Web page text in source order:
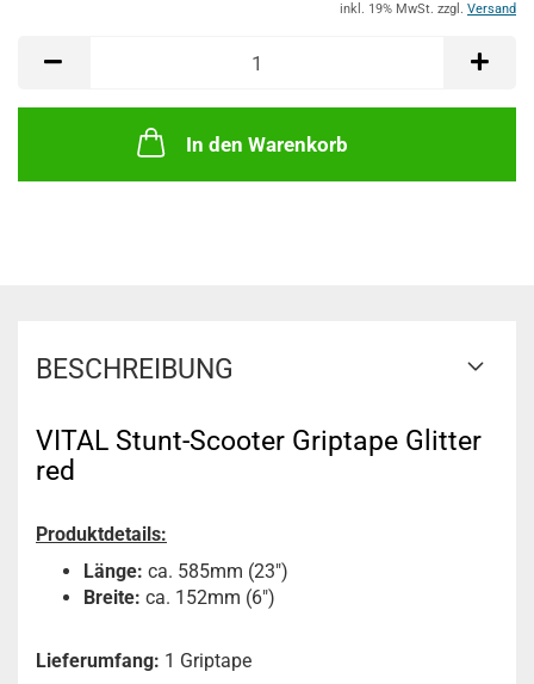
inkl. 19% MwSt. zzgl. Versand
In den Warenkorb
BESCHREIBUNG
VITAL Stunt-Scooter Griptape Glitter
red
Produktdetails:
Länge: ca. 585mm (23")
Breite: ca. 152mm (6")
Lieferumfang: 1 Griptape